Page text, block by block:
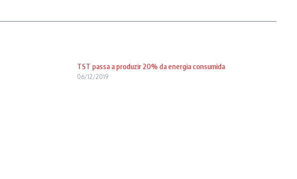
TST passa a produzir 20% da energia consumida
06/12/2019